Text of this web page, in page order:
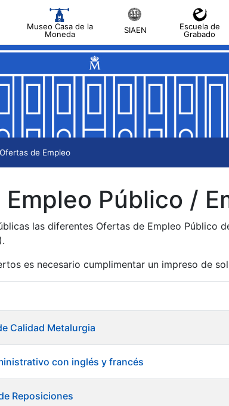
Museo Casa de la
Moneda
SIAEN
Escuela de
Grabado
Ofertas de Empleo
Público /
las diferentes Ofertas de Empleo Público
es necesario cumplimentar un impreso de
Calidad Metalurgia
con inglés y francés
Reposiciones